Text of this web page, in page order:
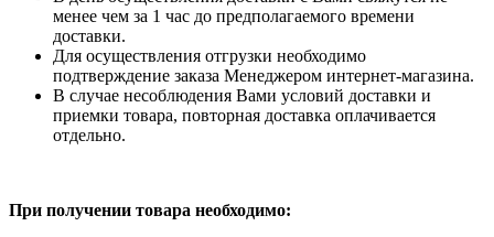
менее чем за 1 час до предполагаемого времени
доставки.
Для осуществления отгрузки необходимо
подтверждение заказа Менеджером интернет-магазина.
В случае несоблюдения Вами условий доставки и
приемки товара, повторная доставка оплачивается
отдельно.
При получении товара необходимо: